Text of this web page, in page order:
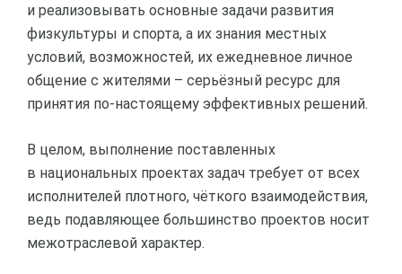
и реализовывать основные задачи развития
физкультуры и спорта, а их знания местных
условий, возможностей, их ежедневное личное
общение с жителями – серьёзный ресурс для
принятия по-настоящему эффективных решений.
В целом, выполнение поставленных
в национальных проектах задач требует от всех
исполнителей плотного, чёткого взаимодействия,
ведь подавляющее большинство проектов носит
межотраслевой характер.